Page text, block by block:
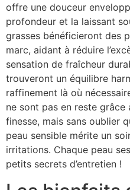
offre une douceur
profondeur et la laissant
grasses bénéficieront des
marc, aidant à réduire
sensation de fraîcheur
trouveront un équilibre
raffinement là où
ne sont pas en reste
finesse, mais sans oublier
peau sensible mérite un
irritations. Chaque peau
petits secrets d’entretien !